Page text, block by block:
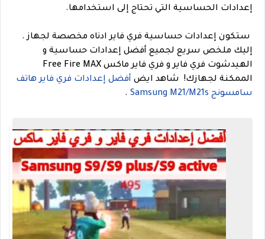
إعدادات الحساسية التي تحتاج إلى استخدامها.
ستكون إعدادات حساسية فري فاير ادناه مخصصة لجهاز .
إليك ملخص سريع لجميع أفضل إعدادات حساسية و
الهيدشوت فري فاير و فري فاير ماكس Free Fire MAX
الممكنة لجهازك!
شاهد ايض أفضل إعدادات فري فاير هاتف
سامسونج Samsung M21/M21s
.